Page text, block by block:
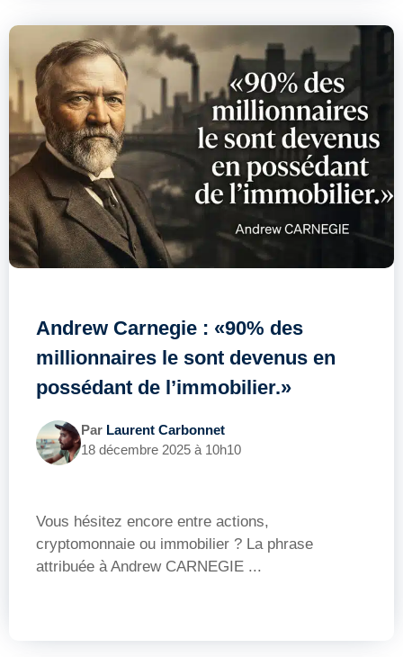
Andrew Carnegie : «90% des
millionnaires le sont devenus en
possédant de l’immobilier.»
Par Laurent Carbonnet
18 décembre 2025 à 10h10
Vous hésitez encore entre actions,
cryptomonnaie ou immobilier ? La phrase
attribuée à Andrew CARNEGIE ...